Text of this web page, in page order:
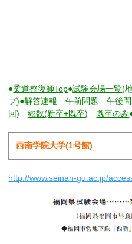
●柔道整復師Top●試験会場一覧(
プ)●解答速報午前問題 午後
回)総数(新卒+既卒) 既卒のみ
西南学院大学(1号館)
http://www.seinan-gu.ac.jp/